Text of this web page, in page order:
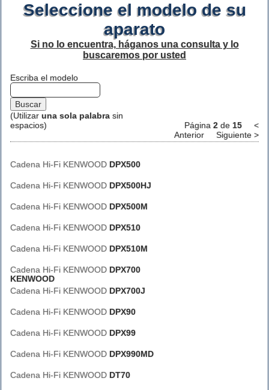
Seleccione el modelo de su
aparato
Si no lo encuentra, háganos una consulta y lo
buscaremos por usted
Escriba el modelo
(Utilizar una sola palabra sin
espacios)
Página 2 de 15
<
Anterior
Siguiente >
Cadena Hi-Fi KENWOOD DPX500
Cadena Hi-Fi KENWOOD DPX500HJ
Cadena Hi-Fi KENWOOD DPX500M
Cadena Hi-Fi KENWOOD DPX510
Cadena Hi-Fi KENWOOD DPX510M
Cadena Hi-Fi KENWOOD DPX700
KENWOOD
Cadena Hi-Fi KENWOOD DPX700J
Cadena Hi-Fi KENWOOD DPX90
Cadena Hi-Fi KENWOOD DPX99
Cadena Hi-Fi KENWOOD DPX990MD
Cadena Hi-Fi KENWOOD DT70